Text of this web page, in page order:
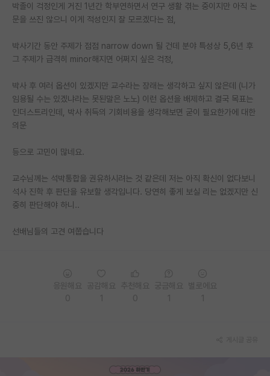
취업 게시판
임용 후기 게시판
PI 전용 게시판
인문사회 계열 게시판
특수/전문대학원 게시판
학술 정보 게시판
홍보 게시판
커리어
박졸이 걱정인게 거진 1년간 학부연하면서 연구 생활 겪는 중이지만 아직 논
문을 쓰진 않으니 이게 적성인지 잘 모르겠다는 점,
박사기간 동안 주제가 점점 narrow down 될 건데 분야 특성상 5,6년 후
그 주제가 급격히 minor해지면 어쩌지 싶은 걱정,
박사 후 여러 옵션이 있겠지만 교수라는 장래는 생각하고 싶지 않은데 (니가
임용될 수는 있겠냐라는 못된말은 노노) 이런 옵션을 배제하고 결국 목표는
인더스트리인데, 박사 취득의 기회비용을 생각해보면 굳이 필요한가에 대한
의문
등으로 고민이 많네요.
교수님께는 석박통합을 권유하시려는 것 같은데 저는 아직 확신이 없다보니
석사 진학 후 판단을 유보할 생각입니다. 당연히 좋게 보실 리는 없겠지만 신
중히 판단해야 하니..
선배님들의 고견 여쭙습니다